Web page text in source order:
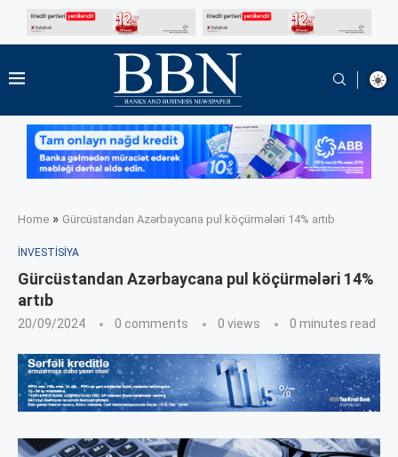
Home » Gürcüstandan Azərbaycana pul köçürmələri 14% artıb
İNVESTISIYA
Gürcüstandan Azərbaycana pul köçürmələri 14%
artıb
20/09/2024 0 comments 0 views 0 minutes read